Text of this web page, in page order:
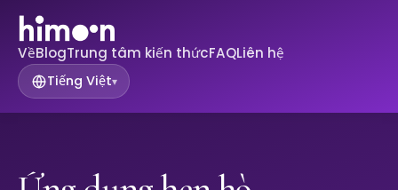
VềBlogTrung tâm kiến ​​thứcFAQLiên hệ
Tiếng Việt▾